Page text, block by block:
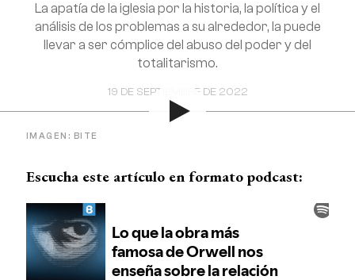
19 DE SEPTIEMBRE DE 2022
La apatía de la iglesia por la historia, la política y el
análisis de los problemas a su alrededor, la puede
llevar a ser cómplice del abuso del poder y del
totalitarismo.
IMAGEN: BITE
Escucha este artículo en formato podcast: